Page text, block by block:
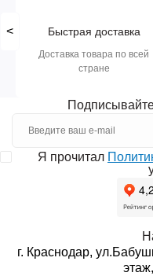
< Быстрая доставка
Доставка товара по всей
стране
Я прочитал
г. Краснодар,